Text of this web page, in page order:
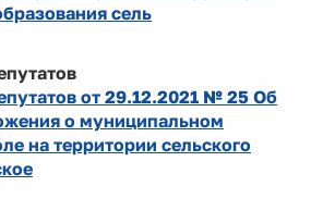
сель
от 29.12.2021 № 25 Об
о муниципальном
на территории сельского